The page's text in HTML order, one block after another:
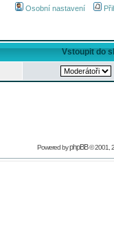
Osobní nastavení
Vstoupit do
Powered byphpBB© 2001,